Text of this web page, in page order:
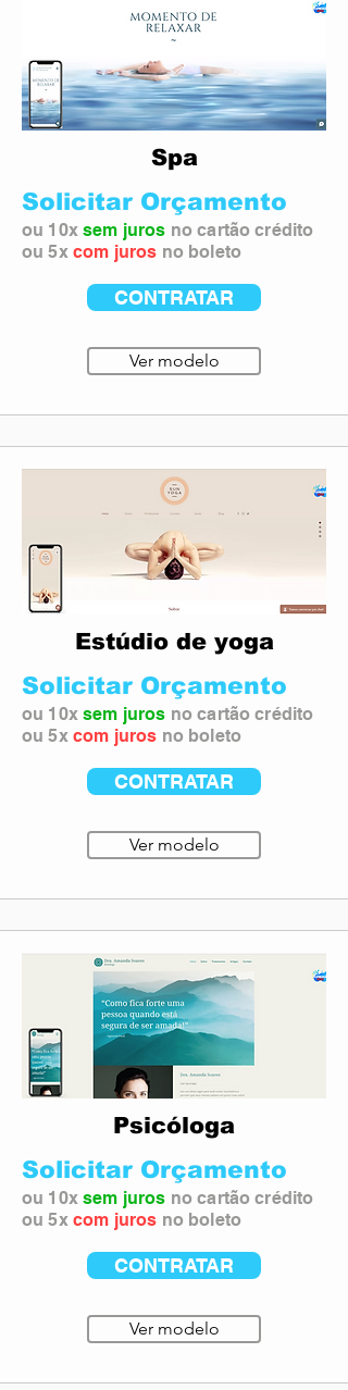
Spa
Solicitar Orçamento
ou 10xsem juros no cartão crédito
ou 5x com juros no boleto
CONTRATAR
Ver modelo
Estúdio de yoga
Solicitar Orçamento
ou 10xsem juros no cartão crédito
ou 5x com juros no boleto
CONTRATAR
Ver modelo
Psicóloga
Solicitar Orçamento
ou 10xsem juros no cartão crédito
ou 5x com juros no boleto
CONTRATAR
Ver modelo